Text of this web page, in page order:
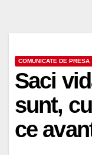
COMUNICATE DE PRESA
Saci
sunt,
ce